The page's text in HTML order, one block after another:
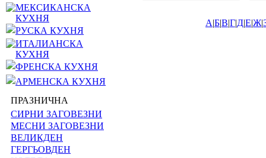
МЕКСИКАНСКА
КУХНЯ
РУСКА КУХНЯ
ИТАЛИАНСКА
КУХНЯ
ФРЕНСКА КУХНЯ
АРМЕНСКА КУХНЯ
ПРАЗНИЧНА
СИРНИ ЗАГОВЕЗНИ
МЕСНИ ЗАГОВЕЗНИ
ВЕЛИКДЕН
ГЕРГЬОВДЕН
А|Б|В|Г|Д|Е|Ж|